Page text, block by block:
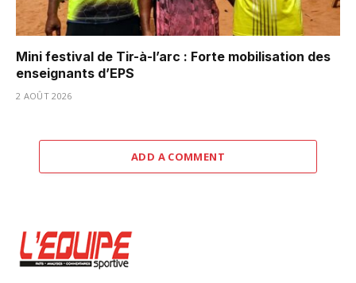
Mini festival de Tir-à-l’arc : Forte mobilisation des
enseignants d’EPS
2 AOÛT 2026
ADD A COMMENT